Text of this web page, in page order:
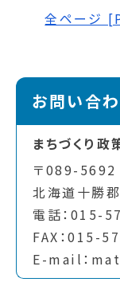
全ページ
お問い合
まちづくり
〒089-5692
北海道十勝
電話：015-
FAX：015-
E-mail：